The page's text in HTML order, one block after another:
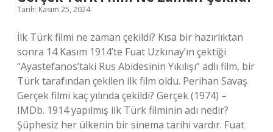
Tarih: Kasım 25, 2024
İlk Türk filmi ne zaman çekildi? Kısa bir hazırlıktan
sonra 14 Kasım 1914’te Fuat Uzkınay’ın çektiği
“Ayastefanos’taki Rus Abidesinin Yıkılışı” adlı film, bir
Türk tarafından çekilen ilk film oldu. Perihan Savaş
Gerçek filmi kaç yılında çekildi? Gerçek (1974) –
IMDb. 1914 yapılmış ilk Türk filminin adı nedir?
Şüphesiz her ülkenin bir sinema tarihi vardır. Fuat